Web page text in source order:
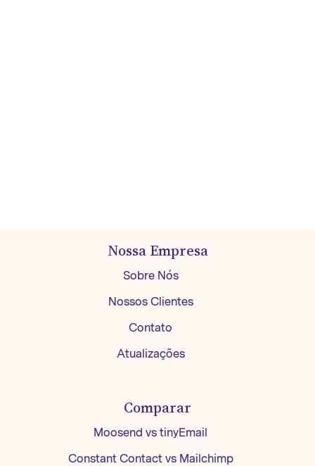
Nossa Empresa
Sobre Nós
Nossos Clientes
Contato
Atualizações
Comparar
Moosend vs tinyEmail
Constant Contact vs Mailchimp